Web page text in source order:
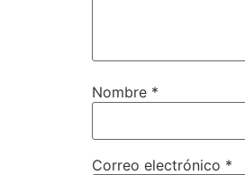
Nombre *
Correo electrónico *